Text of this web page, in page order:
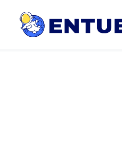
contenido